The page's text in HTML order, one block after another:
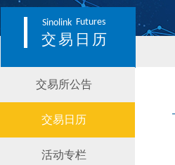
Sinolink Futures
交易日历
交易所公告
交易日历
活动专栏